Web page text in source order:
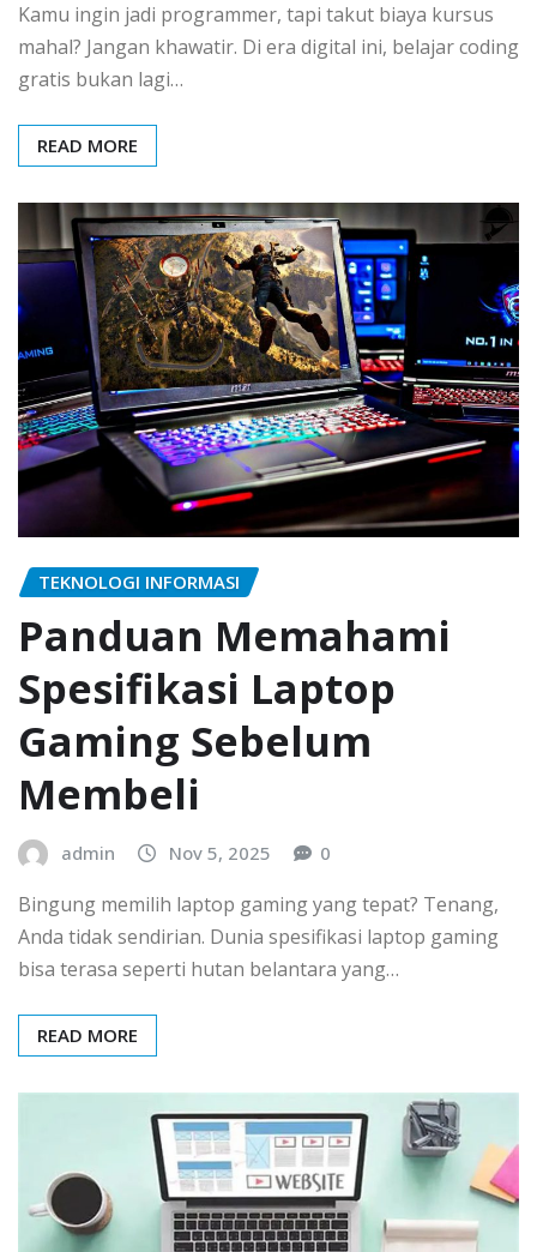
Kamu ingin jadi programmer, tapi takut biaya kursus
mahal? Jangan khawatir. Di era digital ini, belajar coding
gratis bukan lagi…
READ MORE
TEKNOLOGI INFORMASI
Panduan Memahami
Spesifikasi Laptop
Gaming Sebelum
Membeli
admin Nov 5, 2025 0
Bingung memilih laptop gaming yang tepat? Tenang,
Anda tidak sendirian. Dunia spesifikasi laptop gaming
bisa terasa seperti hutan belantara yang…
READ MORE